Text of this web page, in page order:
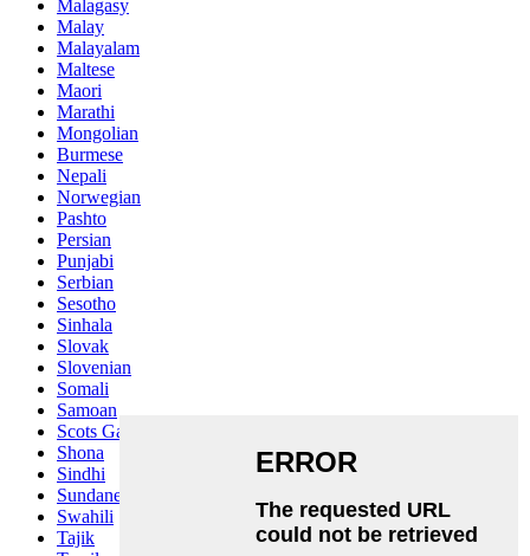
Malagasy
Malay
Malayalam
Maltese
Maori
Marathi
Mongolian
Burmese
Nepali
Norwegian
Pashto
Persian
Punjabi
Serbian
Sesotho
Sinhala
Slovak
Slovenian
Somali
Samoan
Scots Gaelic
Shona
Sindhi
Sundanese
Swahili
Tajik